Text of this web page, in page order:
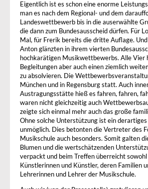
Eigentlich ist es schon eine enorme
man es nach dem Regional- und dem
Landeswettbewerb bis in die auserwählte
die dann zum Bundesausscheid dürfen. Für
Mal, für Frerik bereits die dritte Auflage.
Anton glänzten in ihrem vierten
hochkarätigen Musikwettbewerbs. Alle Vier
Begleitungen aber auch einen ziemlich
zu absolvieren. Die
München und in Regensburg statt. Auch
Austragungsstätte hieß es fahren, fahren,
waren nicht gleichzeitig auch
zeigte sich einmal mehr auch das große
Ohne solche Unterstützung ist ein
unmöglich. Dies betonten die Vertreter des
Musikschule auch besonders. Somit galten
Blumen und die wertschätzenden
verpackt und beim Treffen überreicht sowohl
Künstlerinnen und Künstler, deren Familien
Lehrerinnen und Lehrer der Musikschule.